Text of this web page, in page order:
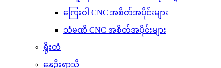
ကြေးဝါ CNC အစိတ်အပိုင်းများ
သံမဏိ CNC အစိတ်အပိုင်းများ
ရိုးတံ
နွေဦးရာသီ